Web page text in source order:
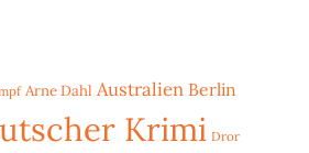
Arne Dahl Australien Berlin
Krimi Dror